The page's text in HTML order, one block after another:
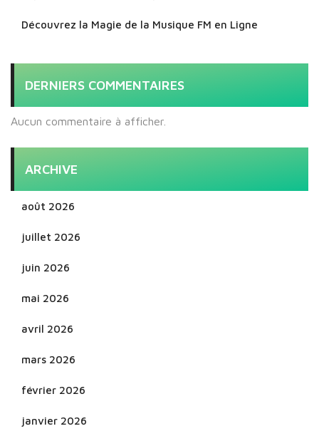
Découvrez la Magie de la Musique FM en Ligne
DERNIERS COMMENTAIRES
Aucun commentaire à afficher.
ARCHIVE
août 2026
juillet 2026
juin 2026
mai 2026
avril 2026
mars 2026
février 2026
janvier 2026